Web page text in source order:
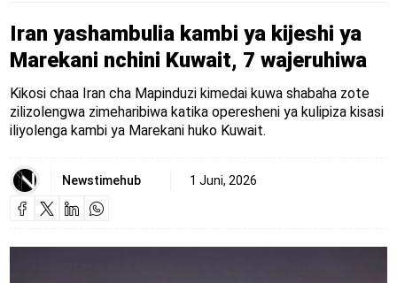
Iran yashambulia kambi ya kijeshi ya
Marekani nchini Kuwait, 7 wajeruhiwa
Kikosi chaa Iran cha Mapinduzi kimedai kuwa shabaha zote
zilizolengwa zimeharibiwa katika operesheni ya kulipiza kisasi
iliyolenga kambi ya Marekani huko Kuwait.
Newstimehub 1 Juni, 2026